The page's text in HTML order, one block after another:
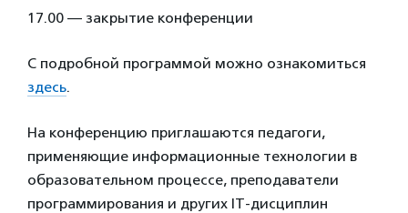
17.00 — закрытие конференции
С подробной программой можно ознакомиться
здесь.
На конференцию приглашаются педагоги,
применяющие информационные технологии в
образовательном процессе, преподаватели
программирования и других IT-дисциплин